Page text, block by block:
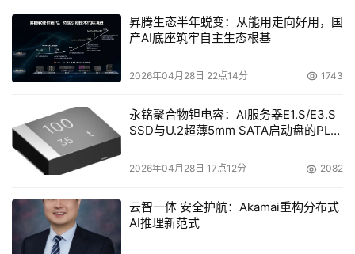
Kroll Ontrack收购挪威存储服务供应商
Ontrack Inc.日前宣布已完成了对挪威存储服务供应商Ibas
Holdings ASA的收购，交易金额为4500万美元。Ibas
Holdings ASA是一家以提供数据修复、数据销毁、计算机
昇腾生态半年蜕变：从能用走向好用，国
产AI底座筑牢自主生态根基
2026年04月28日 22点14分 1743
永铭聚合物钽电容：AI服务器E1.S/E3.S
SSD与U.2超薄5mm SATA启动盘的PLP
2026年04月28日 17点12分 2082
云智一体 安全护航：Akamai重构分布式
AI推理新范式